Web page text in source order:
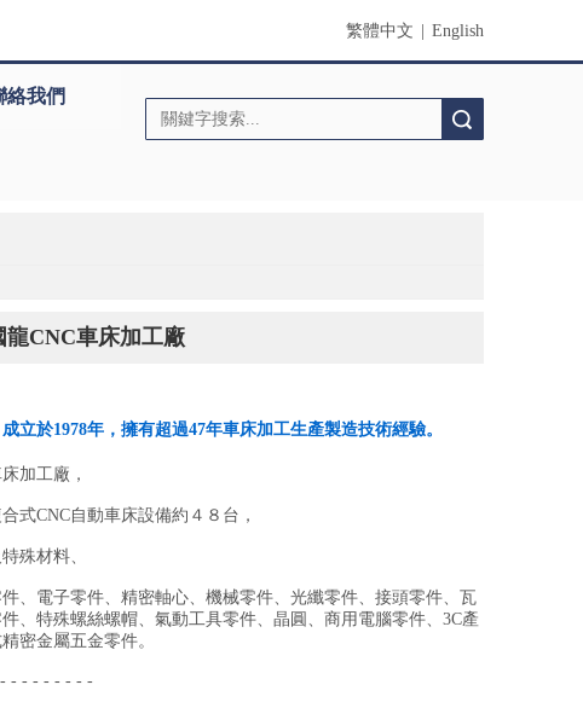
繁體中文 English
絡我們
CNC車床加工廠
於1978年，擁有超過47年車床加工生產製造技術經驗。
加工廠，
式CNC自動車床設備約４８台，
殊材料、
、電子零件、精密軸心、機械零件、光纖零件、接頭零件、瓦
、特殊螺絲螺帽、氣動工具零件、晶圓、商用電腦零件、3C產
密金屬五金零件。
- - - - - - - -